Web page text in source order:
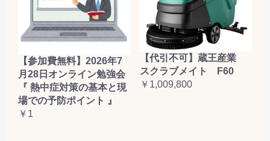
【参加費無料】2026年7
月28日オンライン勉強会
『 熱中症対策の基本と現
場での予防ポイント 』
￥1
【代引不可】蔵王産業
スクラブメイト F60
￥1,009,800